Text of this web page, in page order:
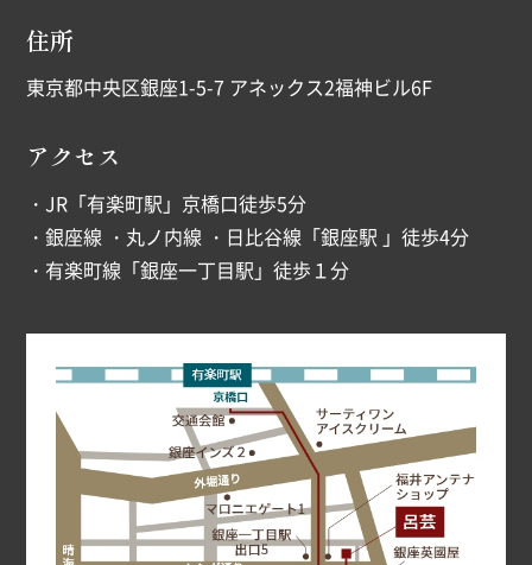
住所
東京都中央区銀座1-5-7 アネックス2福神ビル6F
アクセス
・JR「有楽町駅」京橋口徒歩5分
・銀座線 ・丸ノ内線 ・日比谷線「銀座駅 」徒歩4分
・有楽町線「銀座一丁目駅」徒歩１分